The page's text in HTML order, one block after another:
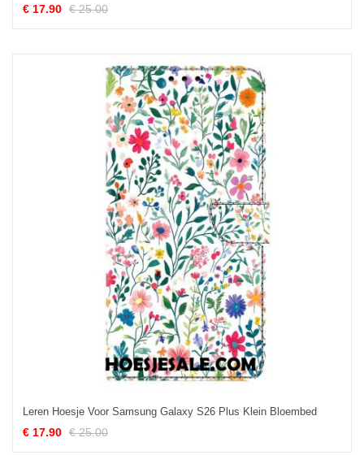
€ 17.90 € 25.00
Leren Hoesje Voor Samsung Galaxy S26 Plus Klein Bloembed
€ 17.90 € 25.00